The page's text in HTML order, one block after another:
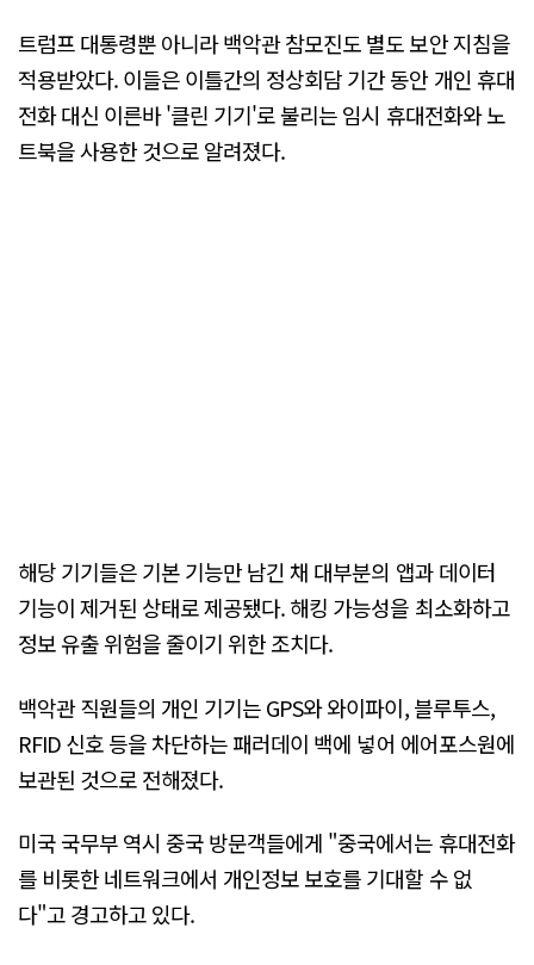
트럼프 대통령뿐 아니라 백악관 참모진도 별도 보안 지침을
적용받았다. 이들은 이틀간의 정상회담 기간 동안 개인 휴대
전화 대신 이른바 '클린 기기'로 불리는 임시 휴대전화와 노
트북을 사용한 것으로 알려졌다.
해당 기기들은 기본 기능만 남긴 채 대부분의 앱과 데이터
기능이 제거된 상태로 제공됐다. 해킹 가능성을 최소화하고
정보 유출 위험을 줄이기 위한 조치다.
백악관 직원들의 개인 기기는 GPS와 와이파이, 블루투스,
RFID 신호 등을 차단하는 패러데이 백에 넣어 에어포스원에
보관된 것으로 전해졌다.
미국 국무부 역시 중국 방문객들에게 "중국에서는 휴대전화
를 비롯한 네트워크에서 개인정보 보호를 기대할 수 없
다"고 경고하고 있다.